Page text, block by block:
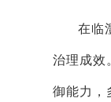
在临
治理成效
御能力，